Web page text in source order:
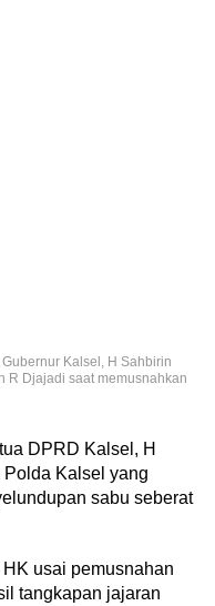
Kalsel, H Sahbirin
R Djajadi saat memusnahkan
DPRD Kalsel, H
Kalsel yang
sabu seberat
usai pemusnahan
tangkapan jajaran